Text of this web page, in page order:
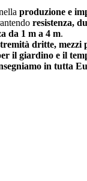
produzione e
resistenza,
da 1 m a 4 m.
dritte, mezzi
il giardino e il
in tutta